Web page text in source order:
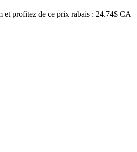
prix :
et profitez de ce prix rabais : 24.74$ CA